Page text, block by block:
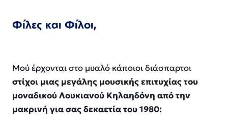
Φίλες και Φίλοι,
Μούέρχονταιστο μυαλό κάποιοι διάσπαρτοι
στίχοι μιας μεγάλης μουσικής επιτυχίας του
μοναδικού Λουκιανού Κηλαηδόνη από την
μακρινή για σας δεκαετία του 1980: